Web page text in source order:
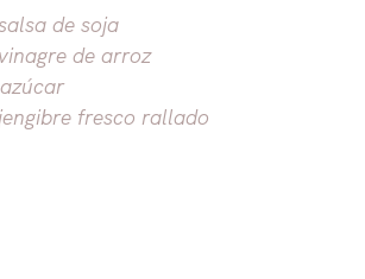
de soja
de arroz
fresco rallado